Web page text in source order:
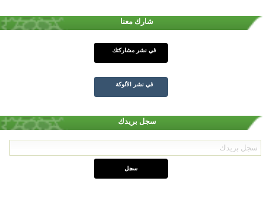
شارك معنا
في نشر مشاركتك
في نشر الألوكة
سجل بريدك